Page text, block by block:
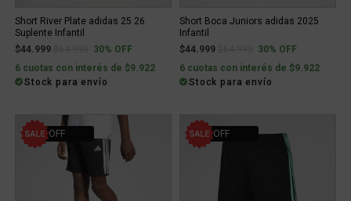
Short River Plate adidas 25 26
Suplente Infantil
$44.999
Price reduced from
to30% OFF
6 cuotas con interés de $9.922
Stock para envío
Short Boca Juniors adidas 2025
Infantil
$44.999
Price reduced from
to30% OFF
6 cuotas con interés de $9.922
Stock para envío
22% OFF 50% OFF